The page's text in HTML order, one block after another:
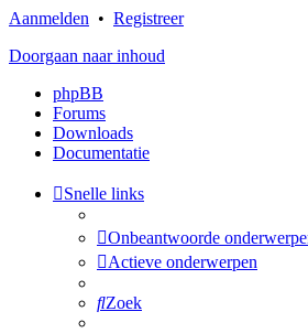
Aanmelden • Registreer
Doorgaan naar inhoud
phpBB
Forums
Downloads
Documentatie
Snelle links
Onbeantwoorde
Actieve onderwerpen
Zoek